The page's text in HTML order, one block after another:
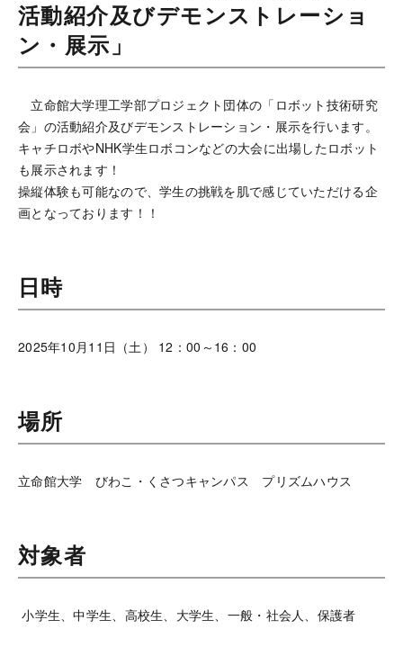
活動紹介及びデモンストレーショ
ン・展示」
立命館大学理工学部プロジェクト団体の「ロボット技術研究
会」の活動紹介及びデモンストレーション・展示を行います。
キャチロボやNHK学生ロボコンなどの大会に出場したロボット
も展示されます！
操縦体験も可能なので、学生の挑戦を肌で感じていただける企
画となっております！！
日時
2025年10月11日（土） 12：00～16：00
場所
立命館大学 びわこ・くさつキャンパス プリズムハウス
対象者
小学生、中学生、高校生、大学生、一般・社会人、保護者